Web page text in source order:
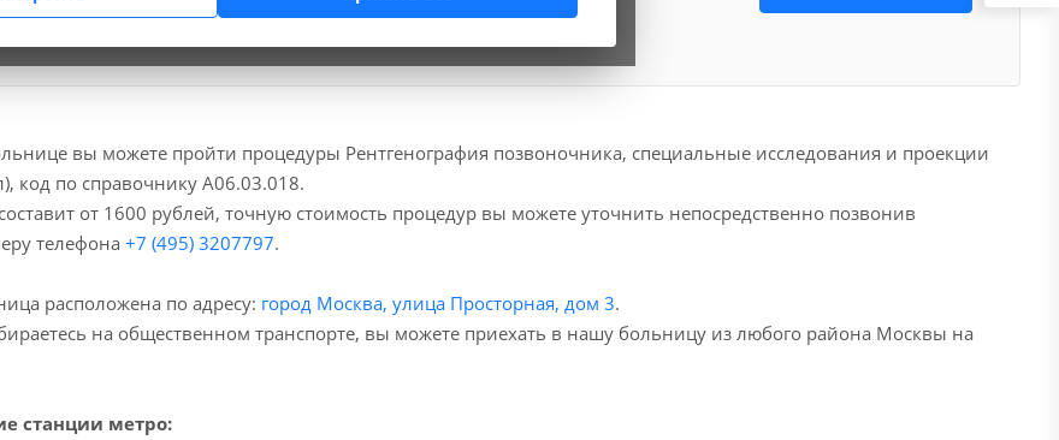
вы можете пройти процедуры Рентгенография позвоночника, специальные исследования и проекции
код по справочнику A06.03.018.
от 1600 рублей, точную стоимость процедур вы можете уточнить непосредственно позвонив
телефона +7 (495) 3207797.
расположена по адресу: город Москва, улица Просторная, дом 3.
на общественном транспорте, вы можете приехать в нашу больницу из любого района Москвы на
станции метро: